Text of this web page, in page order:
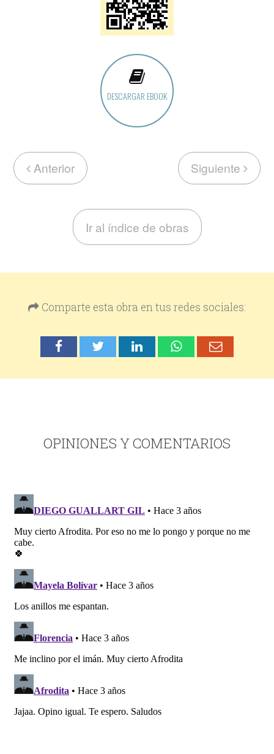
DESCARGAR EBOOK
Anterior Siguiente
Ir al índice de obras
Comparte esta obra en tus redes sociales:
OPINIONES Y COMENTARIOS